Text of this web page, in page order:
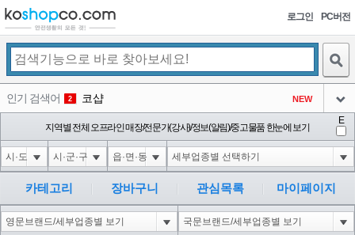
로그인 PC버전
인기 검색어 2 코샵 NEW
3 익스
아이콘
4 1-1); waitfor delay '0:0:15' --
아이콘
5 10'XOR(1*if(now()=sysdate(),sleep(15),0))XOR'Z
아이콘
1
6 1*DBMS_PIPE.RECEIVE_MESSAGE(CHR(99)||CHR(99)||CHR(99),15)
아이콘
1
지역별 전체 오프라인 매장/전문가(강사)/정보(알림)/중고물품 한눈에 보기
E
카테고리 장바구니 관심목록 마이페이지